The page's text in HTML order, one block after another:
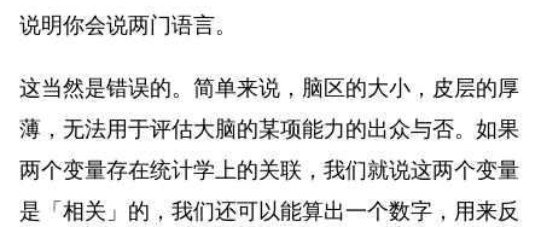
说明你会说两门语言。
这当然是错误的。简单来说，脑区的大小，皮层的厚
薄，无法用于评估大脑的某项能力的出众与否。如果
两个变量存在统计学上的关联，我们就说这两个变量
是「相关」的，我们还可以能算出一个数字，用来反